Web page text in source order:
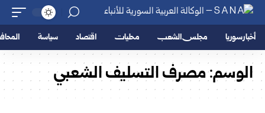
أخبار سوريا مجلس الشعب محليات اقتصاد سياسة
الوسم:مصرف التسليف الشعبي